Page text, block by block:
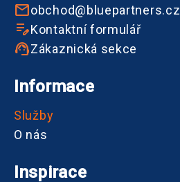
obchod@bluepartners.cz
Kontaktní formulář
Zákaznická sekce
Informace
Služby
O nás
Inspirace